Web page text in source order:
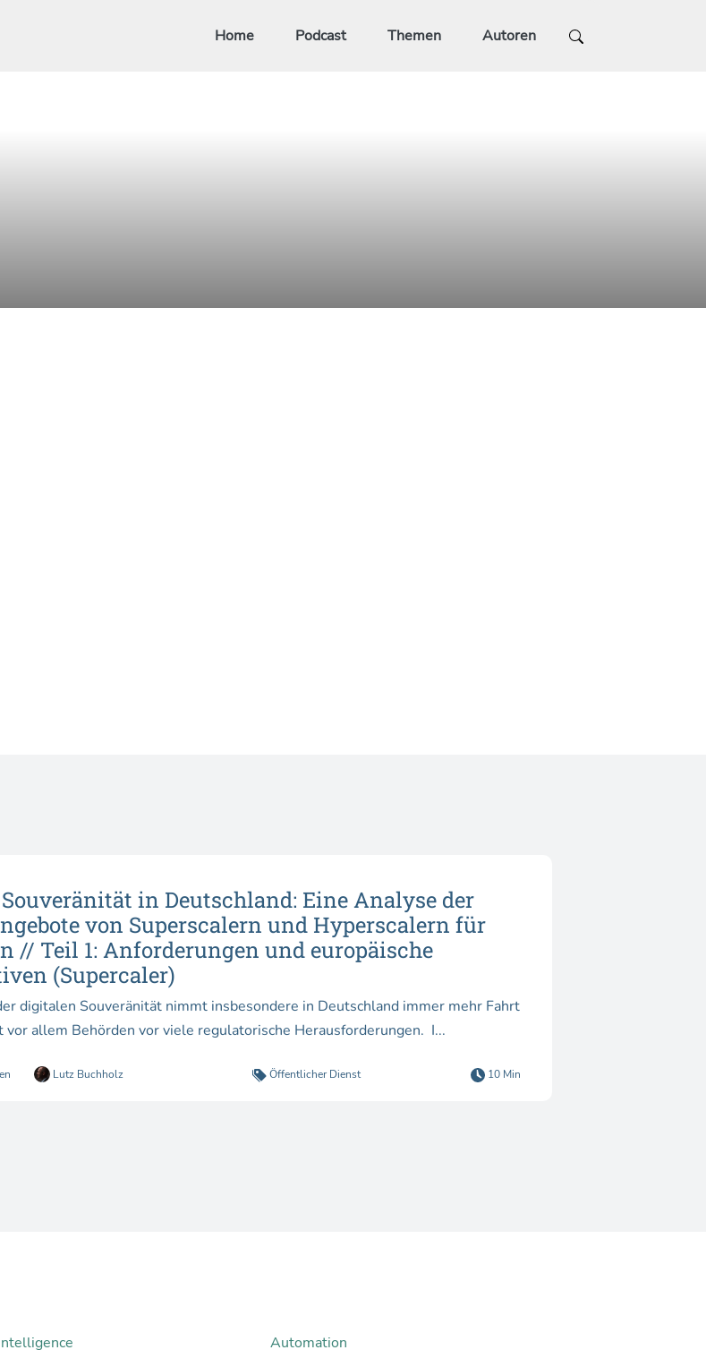
Home Podcast Themen Autoren
in Deutschland: Eine Analyse der
von Superscalern und Hyperscalern für
// Teil 1: Anforderungen und europäische
(Supercaler)
digitalen Souveränität nimmt insbesondere in Deutschland immer mehr Fahrt
auf und stellt vor allem Behörden vor viele regulatorische Herausforderungen. I...
Lutz Buchholz Öffentlicher Dienst 10 Min
Automation